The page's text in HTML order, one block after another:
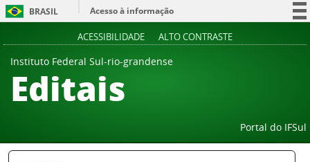
BRASIL
Acesso à informação
ACESSIBILIDADE ALTO CONTRASTE
Instituto Federal Sul-rio-grandense
Editais
Portal do IFSul